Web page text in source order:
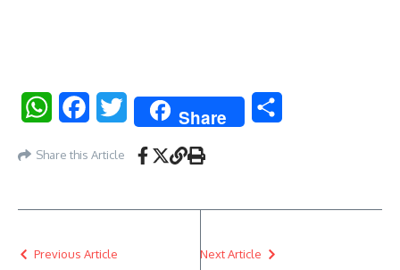
WhatsAppFacebookTwitter Share
Share this Article
Previous Article Next Article